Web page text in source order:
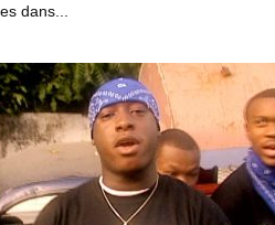
dans...